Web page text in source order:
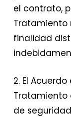
el contrato,
Tratamiento
finalidad
2. El
Tratamiento
de